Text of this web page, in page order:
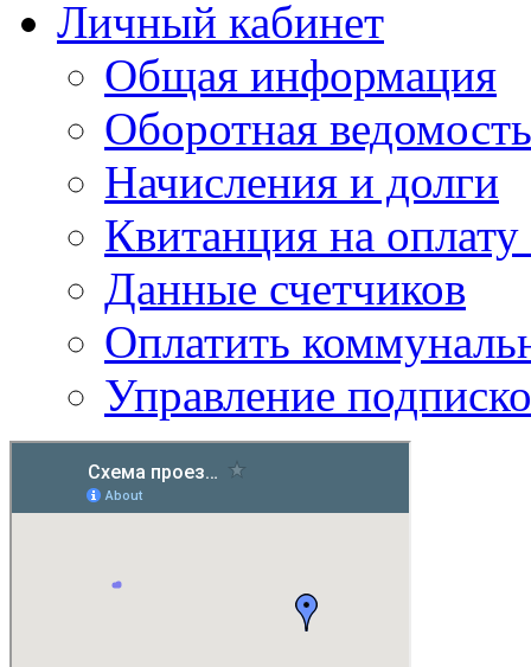
Личный кабинет
Общая информация
Оборотная ведомость
Начисления и долги
Квитанция на
Данные счетчиков
Оплатить
Управление